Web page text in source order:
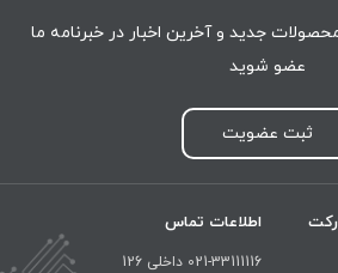
جدید و آخرین اخبار در خبرنامه ما
عضو شوید
ثبت عضویت
اطلاعات تماس
021-33111116 داخلی 126